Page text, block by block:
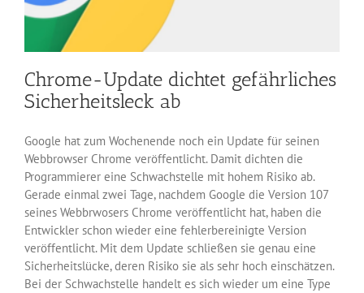
Chrome-Update dichtet gefährliches
Sicherheitsleck ab
Google hat zum Wochenende noch ein Update für seinen
Webbrowser Chrome veröffentlicht. Damit dichten die
Programmierer eine Schwachstelle mit hohem Risiko ab.
Gerade einmal zwei Tage, nachdem Google die Version 107
seines Webbrwosers Chrome veröffentlicht hat, haben die
Entwickler schon wieder eine fehlerbereinigte Version
veröffentlicht. Mit dem Update schließen sie genau eine
Sicherheitslücke, deren Risiko sie als sehr hoch einschätzen.
Bei der Schwachstelle handelt es sich wieder um eine Type